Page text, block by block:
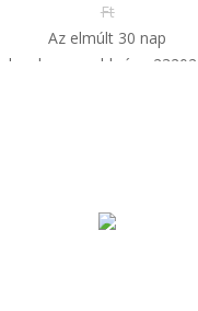
Ft
Az elmúlt 30 nap
legalacsonyabb ára: 23202,-
rendelésem?